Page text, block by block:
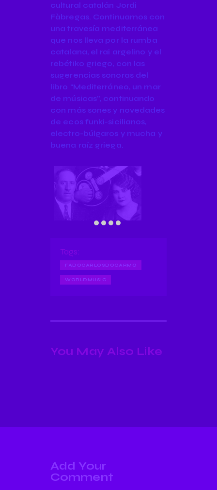
cultural catalán Jordi
Fàbregas. Continuamos con
una travesía mediterránea
que nos lleva por la rumba
catalana, el rai argelino y el
rebétiko griego, con las
sugerencias sonoras del
libro “Mediterráneo, un mar
de músicas”, continuando
con más sones y novedades
de ecos funki-sicilianos,
electro-búlgaros y mucha y
buena raíz griega.
Tags:
FADOCARLOSDOCARMO
WORLDMUSIC
You May Also Like
Add Your
Comment